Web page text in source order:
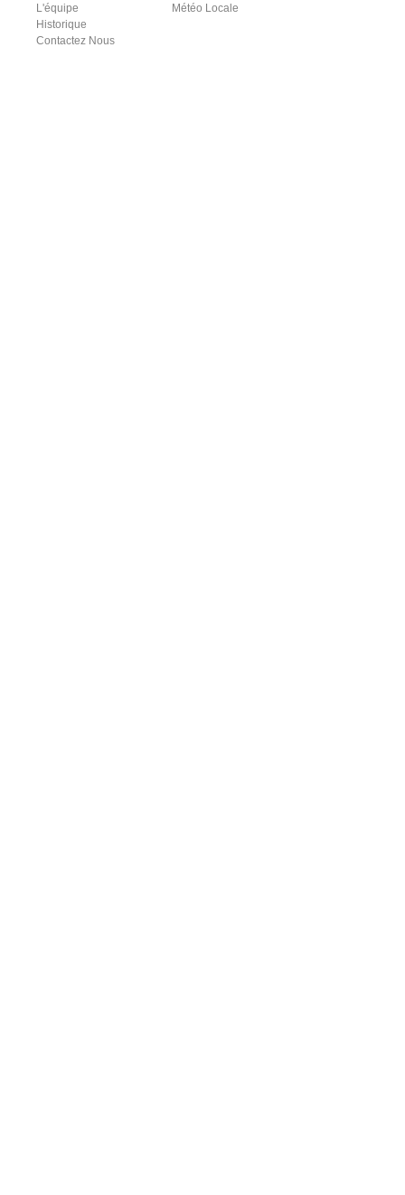
L'équipe
Historique
Contactez Nous
Météo Locale